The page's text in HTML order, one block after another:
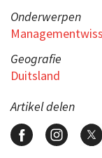
Onderwerpen
Geografie
Duitsland
Artikel delen